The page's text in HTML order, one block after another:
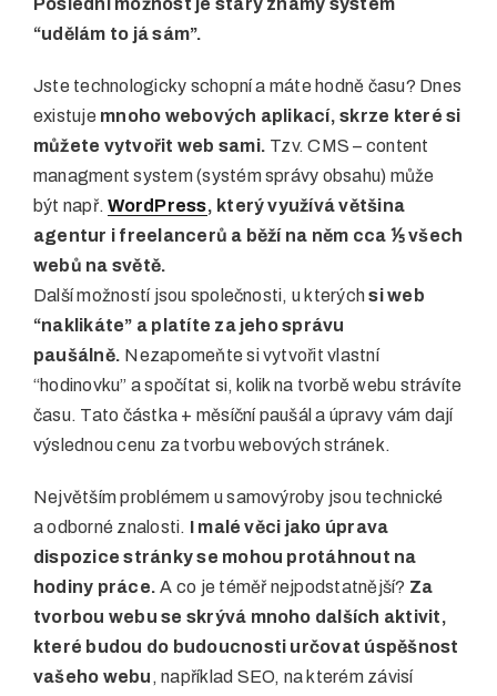
Poslední možnost je starý známý systém
“udělám to já sám”.
Jste technologicky schopní a máte hodně času? Dnes
existuje mnoho webových aplikací, skrze které si
můžete vytvořit web sami. Tzv. CMS – content
managment system (systém správy obsahu) může
být např.WordPress, který využívá většina
agentur i freelancerů a běží na něm cca ⅕ všech
webů na světě.
Další možností jsou společnosti, u kterýchsi web
“naklikáte” a platíte za jeho správu
paušálně. Nezapomeňte si vytvořit vlastní
“hodinovku” a spočítat si, kolik na tvorbě webu strávíte
času. Tato částka + měsíční paušál a úpravy vám dají
výslednou cenu za tvorbu webových stránek.
Největším problémem u samovýroby jsou technické
a odborné znalosti. I malé věci jako úprava
dispozice stránky se mohou protáhnout na
hodiny práce. A co je téměř nejpodstatnější? Za
tvorbou webu se skrývá mnoho dalších aktivit,
které budou do budoucnosti určovat úspěšnost
vašeho webu , například SEO, na kterém závisí